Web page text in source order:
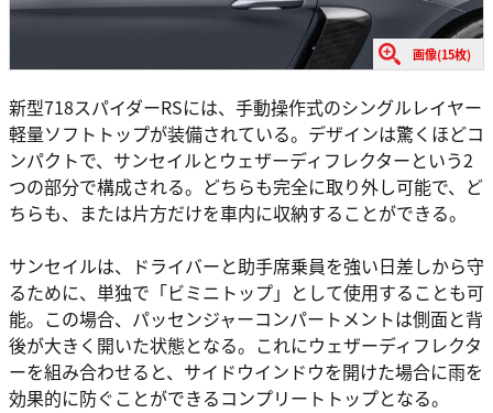
画像(15枚)
新型718スパイダーRSには、手動操作式のシングルレイヤー
軽量ソフトトップが装備されている。デザインは驚くほどコ
ンパクトで、サンセイルとウェザーディフレクターという2
つの部分で構成される。どちらも完全に取り外し可能で、ど
ちらも、または片方だけを車内に収納することができる。
サンセイルは、ドライバーと助手席乗員を強い日差しから守
るために、単独で「ビミニトップ」として使用することも可
能。この場合、パッセンジャーコンパートメントは側面と背
後が大きく開いた状態となる。これにウェザーディフレクタ
ーを組み合わせると、サイドウインドウを開けた場合に雨を
効果的に防ぐことができるコンプリートトップとなる。